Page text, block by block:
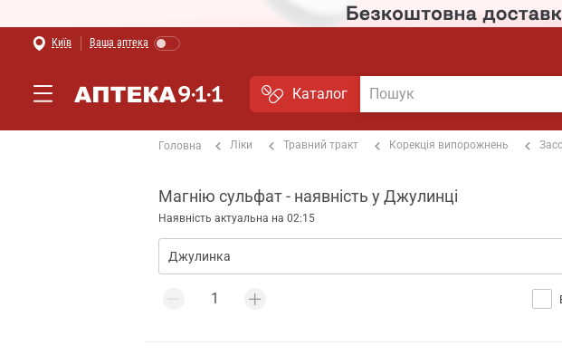
Київ Ваша аптека
Каталог
Головна Ліки Травний тракт Корекція випорожнень
Магнію сульфат - наявність у Джулинці
Наявність актуальна на 02:15